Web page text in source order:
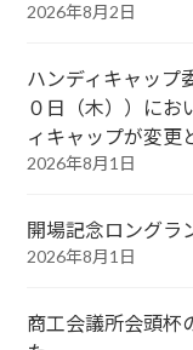
2026年8月2日
ハンディキャップ
０日（木））にお
ィキャップが変更
2026年8月1日
開場記念ロングラ
2026年8月1日
商工会議所会頭杯